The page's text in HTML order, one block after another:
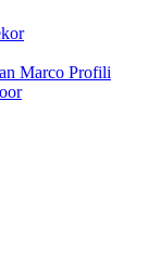
Marco Profili